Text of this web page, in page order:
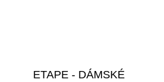
ETAPE - DÁMSKÉ